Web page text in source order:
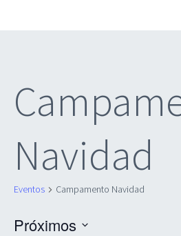
Navidad
Eventos Campamento Navidad
Próximos